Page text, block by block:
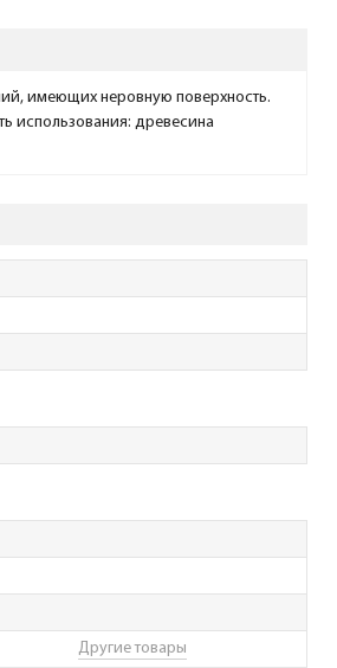
имеющих неровную поверхность.
использования: древесина
Другие товары